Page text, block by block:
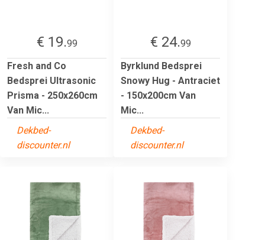
€ 19.99
Fresh and Co
Bedsprei Ultrasonic
Prisma - 250x260cm
Van Mic...
Dekbed-
discounter.nl
€ 24.99
Byrklund Bedsprei
Snowy Hug - Antraciet
- 150x200cm Van
Mic...
Dekbed-
discounter.nl